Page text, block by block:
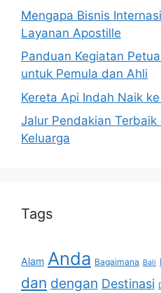
Mengapa Bisnis
Layanan Apostille
Panduan Kegiatan
untuk Pemula dan Ahli
Kereta Api Indah Naik
Jalur Pendakian
Keluarga
Tags
Alam Anda Bagaimana Bali
dan dengan Destinasi